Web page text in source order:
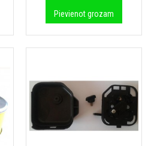
Pievienot grozam